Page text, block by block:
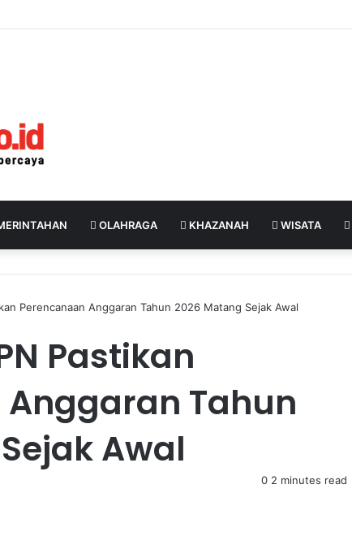
OLAHRAGA KHAZANAH WISATA
Perencanaan Anggaran Tahun 2026 Matang Sejak Awal
Pastikan
Tahun
Awal
0 2 minutes read